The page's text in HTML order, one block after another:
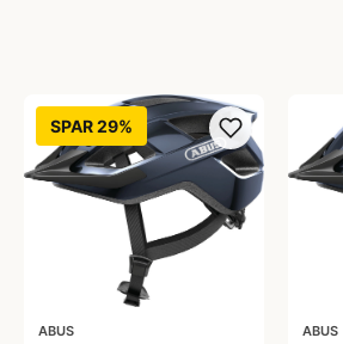
SPAR 29%
ABUS ABUS